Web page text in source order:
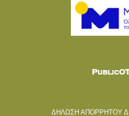
ΔΗΛΩΣΗ ΑΠΟΡΡΗΤΟΥ